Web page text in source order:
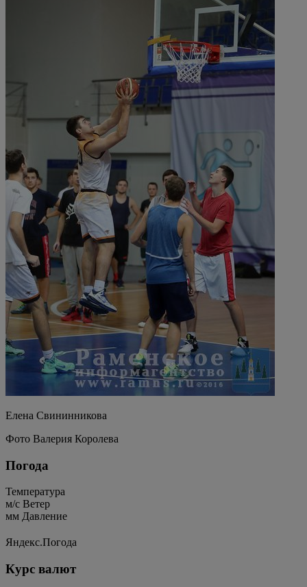
Елена Свининникова
Фото Валерия Королева
Погода
Температура
м/c Ветер
мм Давление
Яндекс.Погода
Курс валют